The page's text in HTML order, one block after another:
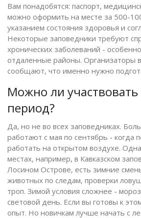
Вам понадобятся: паспорт,
можно оформить на месте за 500-
указанием состояния здоровья и
Некоторые заповедники требуют
хронических заболеваний -
отдаленные районы. Организаторы
сообщают, что именно нужно
Можно ли
период?
Да, но не во всех заповедниках.
работают с мая по сентябрь - когда
работать на открытом воздухе.
местах, например, в Кавказском
Лосином Острове, есть зимние
животных по следам, проверки
троп. Зимой условия сложнее -
световой день. Если вы готовы к
опыт. Но новичкам лучше начать с